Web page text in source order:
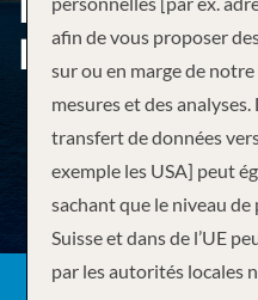
DE MIAMI,
afin de vous proposer
sur ou en marge de
mesures et des
transfert de données
exemple les USA] peut
sachant que le niveau
Suisse et dans de l’UE
par les autorités locales